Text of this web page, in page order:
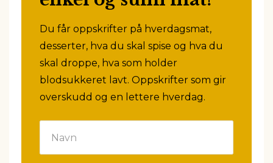
Du får oppskrifter på hverdagsmat,
desserter, hva du skal spise og hva du
skal droppe, hva som holder
blodsukkeret lavt. Oppskrifter som gir
overskudd og en lettere hverdag.